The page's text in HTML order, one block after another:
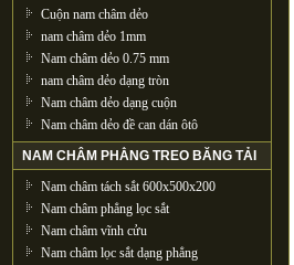
Cuộn nam châm dẻo
nam châm dẻo 1mm
Nam châm dẻo 0.75 mm
nam châm dẻo dạng tròn
Nam châm dẻo dạng cuộn
Nam châm dẻo đề can dán ôtô
NAM CHÂM PHẲNG TREO BĂNG TẢI
Nam châm tách sắt 600x500x200
Nam châm phẳng lọc sắt
Nam châm vĩnh cửu
Nam châm lọc sắt dạng phẳng